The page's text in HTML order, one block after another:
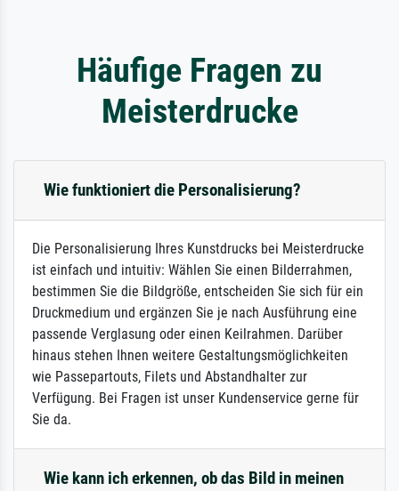
Häufige Fragen zu
Meisterdrucke
Wie funktioniert die Personalisierung?
Die Personalisierung Ihres Kunstdrucks bei Meisterdrucke
ist einfach und intuitiv: Wählen Sie einen Bilderrahmen,
bestimmen Sie die Bildgröße, entscheiden Sie sich für ein
Druckmedium und ergänzen Sie je nach Ausführung eine
passende Verglasung oder einen Keilrahmen. Darüber
hinaus stehen Ihnen weitere Gestaltungsmöglichkeiten
wie Passepartouts, Filets und Abstandhalter zur
Verfügung. Bei Fragen ist unser Kundenservice gerne für
Sie da.
Wie kann ich erkennen, ob das Bild in meinen